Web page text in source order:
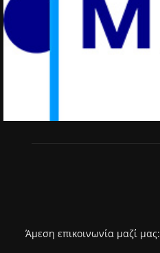
Άμεση επικοινωνία μαζί μας: